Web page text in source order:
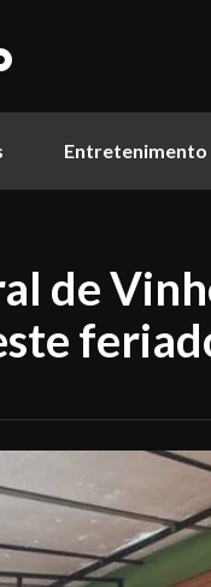
Entretenimento
de